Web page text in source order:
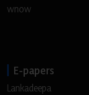
wnow
E-papers
Lankadeepa